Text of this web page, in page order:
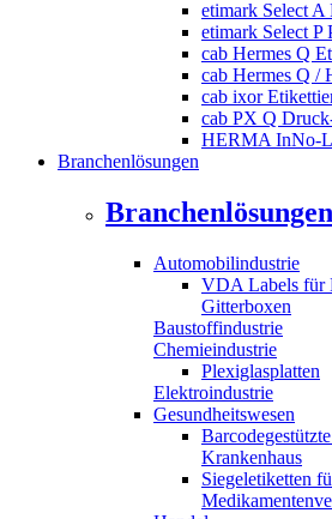
etimark Select A
etimark Select P
cab Hermes Q
cab Hermes Q /
cab ixor
cab PX Q
HERMA InNo-
Branchenlösungen
Branchenlösungen
Automobilindustrie
VDA Labels für
Gitterboxen
Baustoffindustrie
Chemieindustrie
Plexiglasplatten
Elektroindustrie
Gesundheitswesen
Krankenhaus
Siegeletiketten